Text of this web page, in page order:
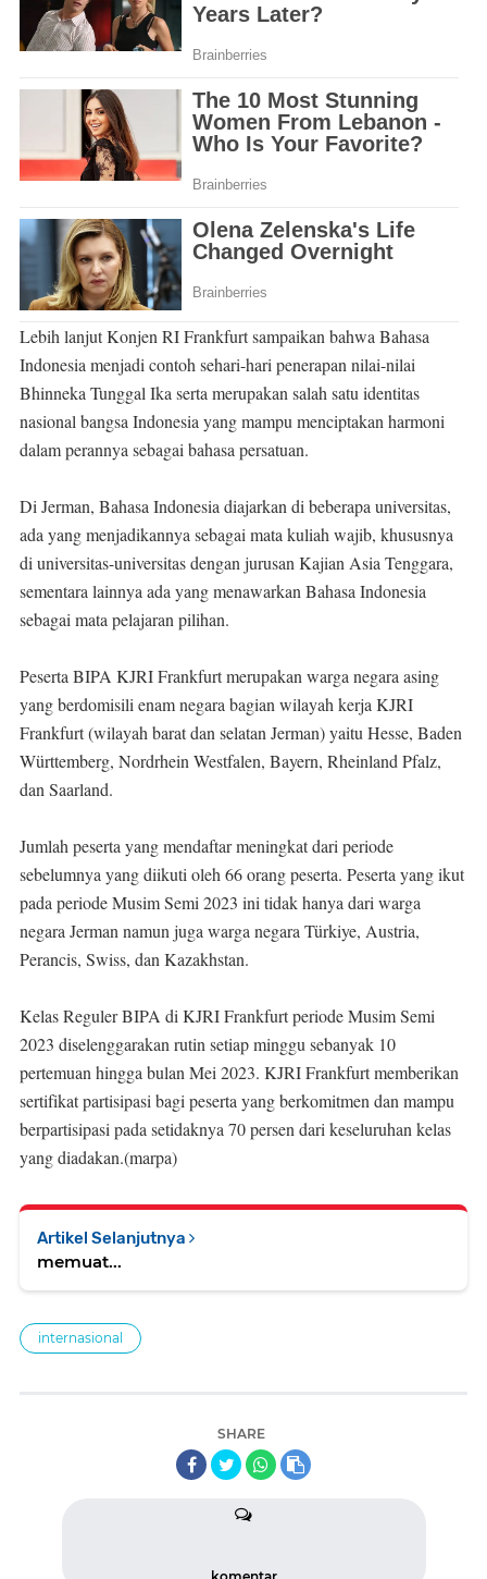
Lebih lanjut Konjen RI Frankfurt sampaikan bahwa Bahasa
Indonesia menjadi contoh sehari-hari penerapan nilai-nilai
Bhinneka Tunggal Ika serta merupakan salah satu identitas
nasional bangsa Indonesia yang mampu menciptakan harmoni
dalam perannya sebagai bahasa persatuan.
Di Jerman, Bahasa Indonesia diajarkan di beberapa universitas,
ada yang menjadikannya sebagai mata kuliah wajib, khususnya
di universitas-universitas dengan jurusan Kajian Asia Tenggara,
sementara lainnya ada yang menawarkan Bahasa Indonesia
sebagai mata pelajaran pilihan.
Peserta BIPA KJRI Frankfurt merupakan warga negara asing
yang berdomisili enam negara bagian wilayah kerja KJRI
Frankfurt (wilayah barat dan selatan Jerman) yaitu Hesse, Baden
Württemberg, Nordrhein Westfalen, Bayern, Rheinland Pfalz,
dan Saarland.
Jumlah peserta yang mendaftar meningkat dari periode
sebelumnya yang diikuti oleh 66 orang peserta. Peserta yang ikut
pada periode Musim Semi 2023 ini tidak hanya dari warga
negara Jerman namun juga warga negara Türkiye, Austria,
Perancis, Swiss, dan Kazakhstan.
Kelas Reguler BIPA di KJRI Frankfurt periode Musim Semi
2023 diselenggarakan rutin setiap minggu sebanyak 10
pertemuan hingga bulan Mei 2023. KJRI Frankfurt memberikan
sertifikat partisipasi bagi peserta yang berkomitmen dan mampu
berpartisipasi pada setidaknya 70 persen dari keseluruhan kelas
yang diadakan.(marpa)
Artikel Selanjutnya
memuat...
internasional
SHARE